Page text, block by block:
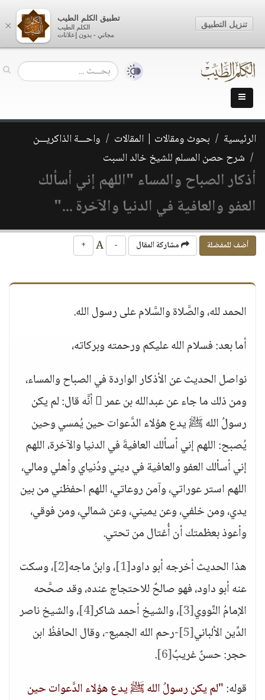
الرئيسية بحوث ومقالات | المقالات
واحـــة الذاكريـــن
شرح حصن المسلم للشيخ خالد السبت
أذكار الصباح والمساء "اللهم إني أسألك
العفو والعافية في الدنيا والآخرة ..."
أضف للمفضلة مشاركة المقال -
+
الحمد لله، والصَّلاة والسَّلام على رسول الله.
أما بعد: فسلام الله عليكم ورحمته وبركاته،
نواصل الحديث عن الأذكار الواردة في الصباح والمساء،
ومن ذلك ما جاء عن عبدالله بن عمر  أنَّه قال: لم يكن
رسولُ الله ﷺ يدع هؤلاء الدَّعوات حين يُمسي وحين
يُصبح: اللهم إني أسألك العافيةَ في الدنيا والآخرة، اللهم
إني أسألك العفو والعافية في ديني ودُنياي وأهلي ومالي،
اللهم استر عوراتي، وآمن روعاتي، اللهم احفظني من بين
يدي، ومن خلفي، وعن يميني، وعن شمالي، ومن فوقي،
وأعوذ بعظمتك أن أُغتال من تحتي.
هذا الحديث أخرجه أبو داود[1] ، وابنُ ماجه[2] ، وسكت
عنه أبو داود، فهو صالحٌ للاحتجاج عنده، وقد صحَّحه
الإمامُ النَّووي[3] ، والشيخ أحمد شاكر[4] ، والشيخ ناصر
الدِّين الألباني[5] -رحم الله الجميع-، وقال الحافظُ ابن
حجر: حسنٌ غريبٌ[6]
.
قوله:"لم يكن رسولُ الله ﷺ يدع هؤلاء الدَّعوات حين
×
تطبيق الكلم الطيب
الكلم الطيب
مجاني - بدون إعلانات
تنزيل التطبيق